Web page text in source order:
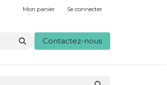
Mon panier Se connecter
Contactez-nous